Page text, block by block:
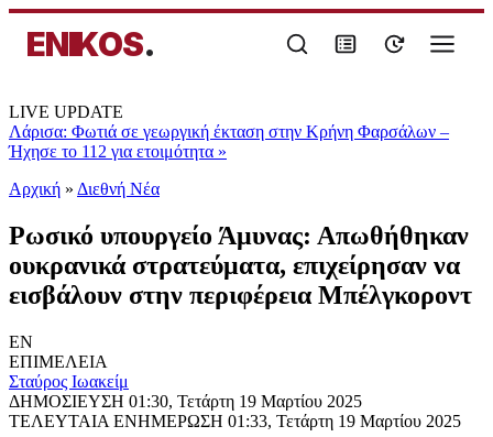
ENIKOS.
LIVE UPDATE
Λάρισα: Φωτιά σε γεωργική έκταση στην Κρήνη Φαρσάλων –
Ήχησε το 112 για ετοιμότητα »
Αρχική » Διεθνή Νέα
Ρωσικό υπουργείο Άμυνας: Απωθήθηκαν
ουκρανικά στρατεύματα, επιχείρησαν να
εισβάλουν στην περιφέρεια Μπέλγκοροντ
EN
ΕΠΙΜΕΛΕΙΑ
Σταύρος Ιωακείμ
ΔΗΜΟΣΙΕΥΣΗ 01:30, Τετάρτη 19 Μαρτίου 2025
ΤΕΛΕΥΤΑΙΑ ΕΝΗΜΕΡΩΣΗ 01:33, Τετάρτη 19 Μαρτίου 2025